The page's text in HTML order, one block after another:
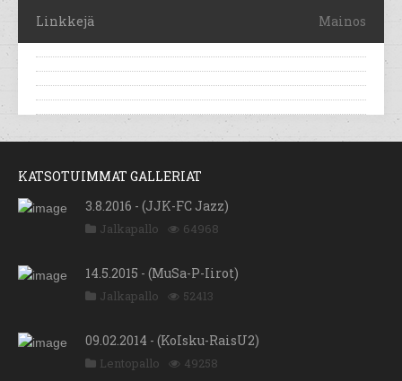
Linkkejä Mainos
KATSOTUIMMAT GALLERIAT
3.8.2016 - (JJK-FC Jazz)
Jalkapallo 64968
14.5.2015 - (MuSa-P-Iirot)
Jalkapallo 52413
09.02.2014 - (KoIsku-RaisU2)
Lentopallo 49258